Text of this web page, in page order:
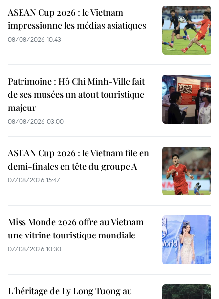
ASEAN Cup 2026 : le Vietnam
impressionne les médias asiatiques
08/08/2026 10:43
Patrimoine : Hô Chi Minh-Ville fait
de ses musées un atout touristique
majeur
08/08/2026 03:00
ASEAN Cup 2026 : le Vietnam file en
demi-finales en tête du groupe A
07/08/2026 15:47
Miss Monde 2026 offre au Vietnam
une vitrine touristique mondiale
07/08/2026 10:30
L'héritage de Ly Long Tuong au